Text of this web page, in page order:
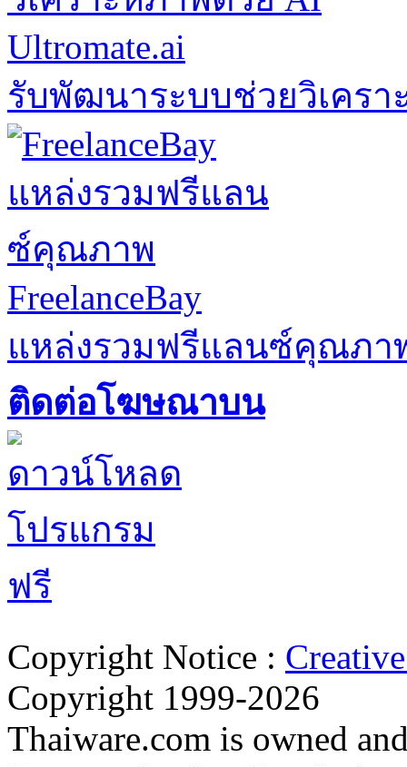
Ultromate.ai
รับพัฒนาระบบช่วยวิเครา
FreelanceBay
แหล่งรวมฟรีแลนซ์คุณภา
ติดต่อโฆษณาบน
Copyright Notice :
Copyright 1999-2026
Thaiware.com is owned